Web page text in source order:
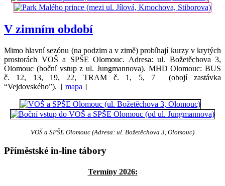
V zimním období
Mimo hlavní sezónu (na podzim a v zimě) probíhají kurzy v krytých
prostorách VOŠ a SPŠE Olomouc. Adresa: ul. Božetěchova 3,
Olomouc (boční vstup z ul. Jungmannova). MHD Olomouc: BUS
č. 12, 13, 19, 22, TRAM č. 1, 5, 7 (obojí zastávka
“Vejdovského”). [ mapa ]
VOŠ a SPŠE Olomouc (Adresa: ul. Božetěchova 3, Olomouc)
Příměstské in-line tábory
Termíny 2026: